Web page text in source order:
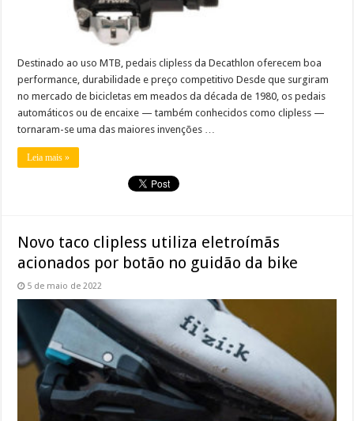
Destinado ao uso MTB, pedais clipless da Decathlon oferecem boa
performance, durabilidade e preço competitivo Desde que surgiram
no mercado de bicicletas em meados da década de 1980, os pedais
automáticos ou de encaixe — também conhecidos como clipless —
tornaram-se uma das maiores invenções …
Leia mais »
Novo taco clipless utiliza eletroímãs
acionados por botão no guidão da bike
5 de maio de 2022